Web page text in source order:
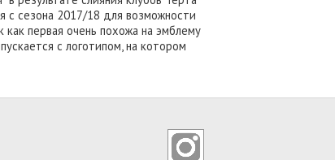
с сезона 2017/18 для возможности
первая очень похожа на эмблему
с логотипом, на котором